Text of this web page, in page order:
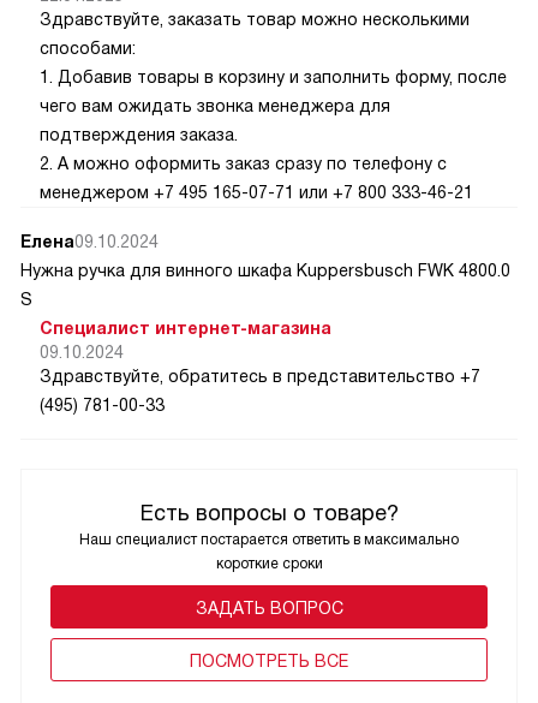
Есть вопросы о товаре?
Наш специалист постарается ответить в максимально
короткие сроки
ЗАДАТЬ ВОПРОС
ПОCМОТРЕТЬ ВСЕ
Здравствуйте, заказать товар можно несколькими
способами:
1. Добавив товары в корзину и заполнить форму, после
чего вам ожидать звонка менеджера для
подтверждения заказа.
2. А можно оформить заказ сразу по телефону с
менеджером +7 495 165-07-71 или +7 800 333-46-21
Елена09.10.2024
Нужна ручка для винного шкафа Kuppersbusch FWK 4800.0
S
Специалист интернет-магазина
09.10.2024
Здравствуйте, обратитесь в представительство +7
(495) 781-00-33